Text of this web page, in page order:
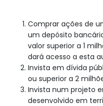
Comprar ações de
um depósito
valor superior a 1
dará acesso a esta
Invista em dívida
ou superior a 2
Invista num projeto
desenvolvido em